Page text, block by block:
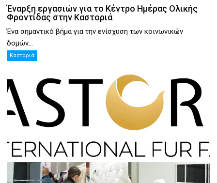
Έναρξη εργασιών για το Κέντρο Ημέρας Ολικής
Φροντίδας στην Καστοριά
Ένα σημαντικό βήμα για την ενίσχυση των κοινωνικών
δομών...
Καστοριά